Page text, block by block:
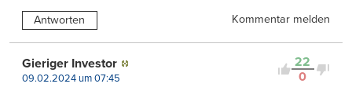
Antworten Kommentar melden
22
0
Gieriger Investor
09.02.2024 um 07:45